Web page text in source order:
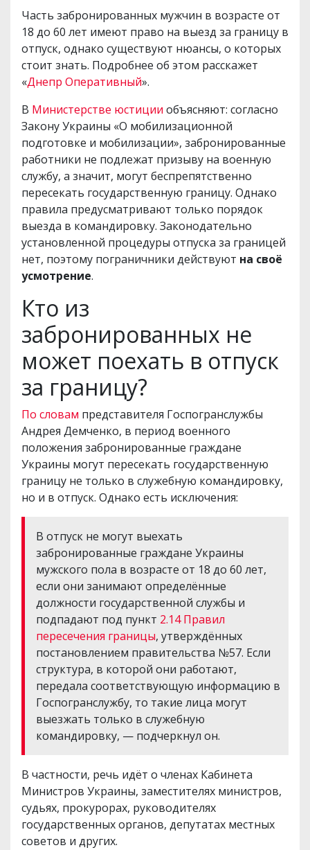
Часть забронированных мужчин в возрасте от
18 до 60 лет имеют право на выезд за границу в
отпуск, однако существуют нюансы, о которых
стоит знать. Подробнее об этом расскажет
«Днепр Оперативный».
В Министерстве юстиции объясняют: согласно
Закону Украины «О мобилизационной
подготовке и мобилизации», забронированные
работники не подлежат призыву на военную
службу, а значит, могут беспрепятственно
пересекать государственную границу. Однако
правила предусматривают только порядок
выезда в командировку. Законодательно
установленной процедуры отпуска за границей
нет, поэтому пограничники действуют на своё
усмотрение.
Кто из
забронированных не
может поехать в отпуск
за границу?
По словам представителя Госпогранслужбы
Андрея Демченко, в период военного
положения забронированные граждане
Украины могут пересекать государственную
границу не только в служебную командировку,
но и в отпуск. Однако есть исключения:
В отпуск не могут выехать
забронированные граждане Украины
мужского пола в возрасте от 18 до 60 лет,
если они занимают определённые
должности государственной службы и
подпадают под пункт 2.14 Правил
пересечения границы, утверждённых
постановлением правительства №57. Если
структура, в которой они работают,
передала соответствующую информацию в
Госпогранслужбу, то такие лица могут
выезжать только в служебную
командировку, — подчеркнул он.
В частности, речь идёт о членах Кабинета
Министров Украины, заместителях министров,
судьях, прокурорах, руководителях
государственных органов, депутатах местных
советов и других.